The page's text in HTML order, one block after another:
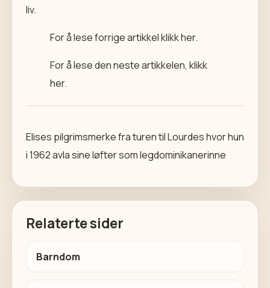
liv.
For å lese forrige artikkel klikkher.
For å lese den neste artikkelen, klikk
her.
Elises pilgrimsmerke fra turen til Lourdes hvor hun
i 1962 avla sine løfter som legdominikanerinne
Relaterte sider
Barndom